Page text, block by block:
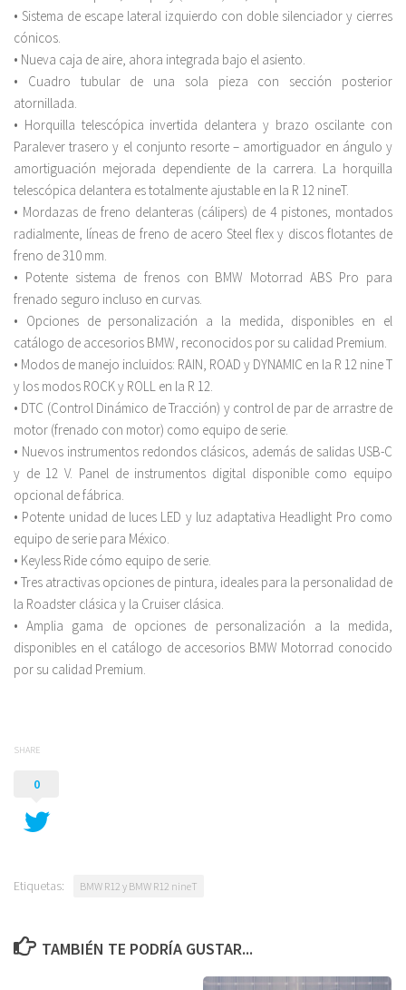
• Sistema de escape lateral izquierdo con doble silenciador y cierres
cónicos.
• Nueva caja de aire, ahora integrada bajo el asiento.
• Cuadro tubular de una sola pieza con sección posterior
atornillada.
• Horquilla telescópica invertida delantera y brazo oscilante con
Paralever trasero y el conjunto resorte – amortiguador en ángulo y
amortiguación mejorada dependiente de la carrera. La horquilla
telescópica delantera es totalmente ajustable en la R 12 nineT.
• Mordazas de freno delanteras (cálipers) de 4 pistones, montados
radialmente, líneas de freno de acero Steel flex y discos flotantes de
freno de 310 mm.
• Potente sistema de frenos con BMW Motorrad ABS Pro para
frenado seguro incluso en curvas.
• Opciones de personalización a la medida, disponibles en el
catálogo de accesorios BMW, reconocidos por su calidad Premium.
• Modos de manejo incluidos: RAIN, ROAD y DYNAMIC en la R 12 nine T
y los modos ROCK y ROLL en la R 12.
• DTC (Control Dinámico de Tracción) y control de par de arrastre de
motor (frenado con motor) como equipo de serie.
• Nuevos instrumentos redondos clásicos, además de salidas USB-C
y de 12 V. Panel de instrumentos digital disponible como equipo
opcional de fábrica.
• Potente unidad de luces LED y luz adaptativa Headlight Pro como
equipo de serie para México.
• Keyless Ride cómo equipo de serie.
• Tres atractivas opciones de pintura, ideales para la personalidad de
la Roadster clásica y la Cruiser clásica.
• Amplia gama de opciones de personalización a la medida,
disponibles en el catálogo de accesorios BMW Motorrad conocido
por su calidad Premium.
SHARE
0
Etiquetas: BMW R12 y BMW R12 nineT
TAMBIÉN TE PODRÍA GUSTAR...